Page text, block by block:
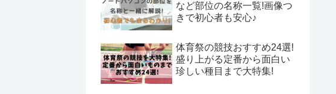
など部位の名称一覧!画像つ
きで初心者も安心♪
体育祭の競技おすすめ24選!
盛り上がる定番から面白い
珍しい種目まで大特集!